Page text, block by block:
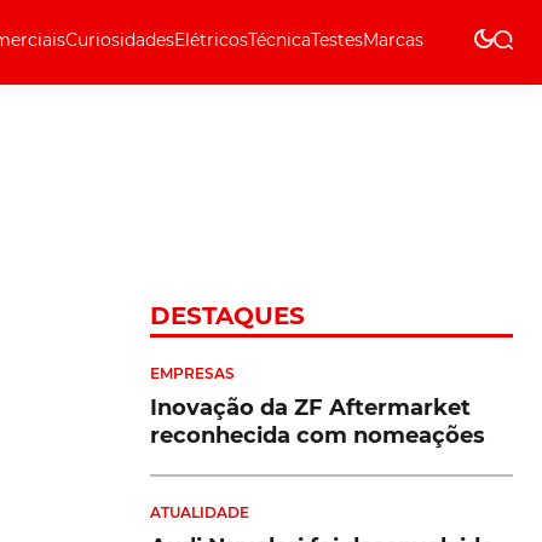
CuriosidadesElétricosTécnicaTestesMarcas
DESTAQUES
EMPRESAS
Inovação da ZF Aftermarket
reconhecida com nomeações
ATUALIDADE